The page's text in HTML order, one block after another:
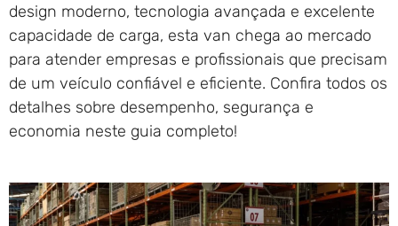
design moderno, tecnologia avançada e excelente
capacidade de carga, esta van chega ao mercado
para atender empresas e profissionais que precisam
de um veículo confiável e eficiente. Confira todos os
detalhes sobre desempenho, segurança e
economia neste guia completo!